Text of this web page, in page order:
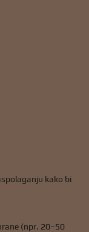
kako bi
(npr. 20–50